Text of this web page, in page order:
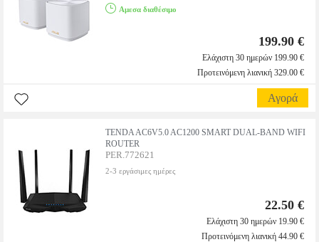
Αμεσα διαθέσιμο
199.90 €
Ελάχιστη 30 ημερών 199.90 €
Προτεινόμενη λιανική 329.00 €
Αγορά
TENDA AC6V5.0 AC1200 SMART DUAL-BAND WIFI
ROUTER
PER.772621
2-3 εργάσιμες ημέρες
22.50 €
Ελάχιστη 30 ημερών 19.90 €
Προτεινόμενη λιανική 44.90 €